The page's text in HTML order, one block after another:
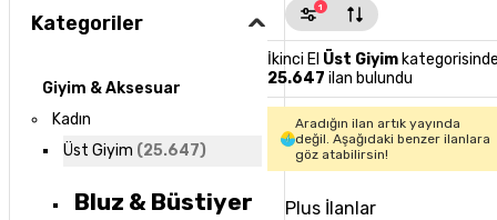
Kategoriler
Giyim & Aksesuar
Kadın
Üst Giyim (25.647)
Bluz & Büstiyer
1
İkinci El Üst Giyim
25.647 ilan bulundu
Aradığın ilan artık yayında
değil. Aşağıdaki benzer ilanlara
göz atabilirsin!
Plus İlanlar